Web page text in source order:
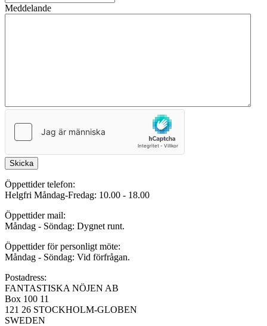
Meddelande
Skicka
Öppettider telefon:
Helgfri Måndag-Fredag: 10.00 - 18.00
Öppettider mail:
Måndag - Söndag: Dygnet runt.
Öppettider för personligt möte:
Måndag - Söndag: Vid förfrågan.
Postadress:
FANTASTISKA NÖJEN AB
Box 100 11
121 26 STOCKHOLM-GLOBEN
SWEDEN